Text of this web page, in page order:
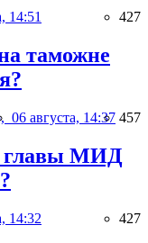
14:51 427
таможне
06 августа, 14:37 457
главы МИД
14:32 427